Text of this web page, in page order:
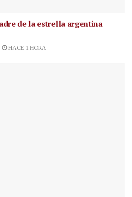
de la estrella argentina
HACE 1 HORA